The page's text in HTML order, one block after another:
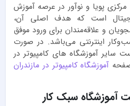
مرکزی پویا و نوآور در عرصه آموزش
است که هدف اصلی آن،
و علاقه‌مندان برای ورود موفق
اینترنتی می‌باشد. در صورت
سایر آموزشگاه های کامپیوتر در
آموزشگاه کامپیوتر در مازندران
آموزشگاه سبک کار